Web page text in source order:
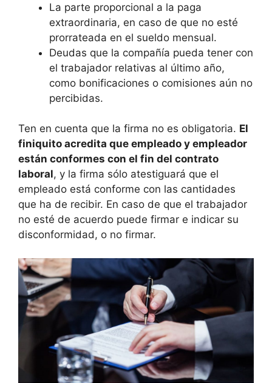
La parte proporcional a la paga
extraordinaria, en caso de que no esté
prorrateada en el sueldo mensual.
Deudas que la compañía pueda tener con
el trabajador relativas al último año,
como bonificaciones o comisiones aún no
percibidas.
Ten en cuenta que la firma no es obligatoria. El
finiquito acredita que empleado y empleador
están conformes con el fin del contrato
laboral, y la firma sólo atestiguará que el
empleado está conforme con las cantidades
que ha de recibir. En caso de que el trabajador
no esté de acuerdo puede firmar e indicar su
disconformidad, o no firmar.